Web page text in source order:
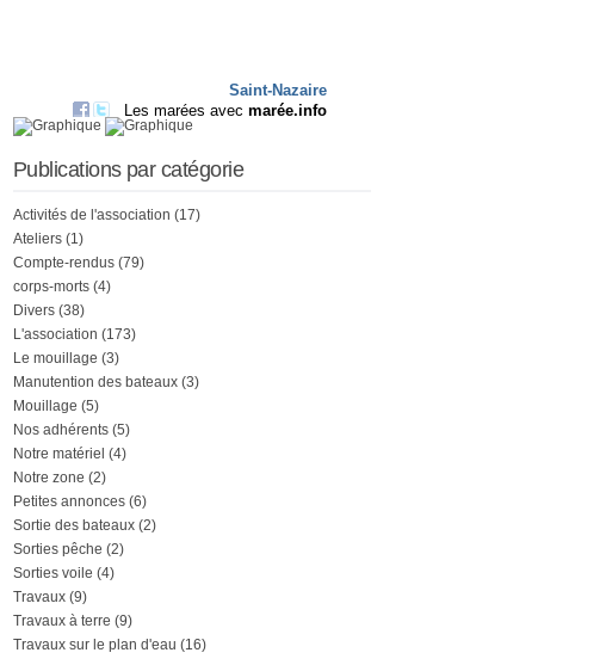
Publications par catégorie
Activités de l'association (17)
Ateliers (1)
Compte-rendus (79)
corps-morts (4)
Divers (38)
L'association (173)
Le mouillage (3)
Manutention des bateaux (3)
Mouillage (5)
Nos adhérents (5)
Notre matériel (4)
Notre zone (2)
Petites annonces (6)
Sortie des bateaux (2)
Sorties pêche (2)
Sorties voile (4)
Travaux (9)
Travaux à terre (9)
Travaux sur le plan d'eau (16)